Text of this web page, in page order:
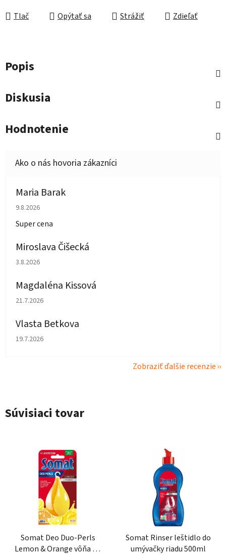
Tlač Opýtať sa Strážiť Zdieľať
Popis
Diskusia
Hodnotenie
Maria Barak
Hodnotenie obchodu je 5 z 5 hviezdičiek.
9.8.2026
Super cena
Miroslava Čišecká
Hodnotenie obchodu je 1 z 5 hviezdičiek.
3.8.2026
Magdaléna Kissová
Hodnotenie obchodu je 5 z 5 hviezdičiek.
21.7.2026
Vlasta Betkova
Hodnotenie obchodu je 5 z 5 hviezdičiek.
19.7.2026
Zobraziť ďalšie recenzie
Súvisiaci tovar
Somat Deo Duo-Perls
Lemon & Orange vôňa do
Somat Rinser leštidlo do
umývačky riadu 500ml